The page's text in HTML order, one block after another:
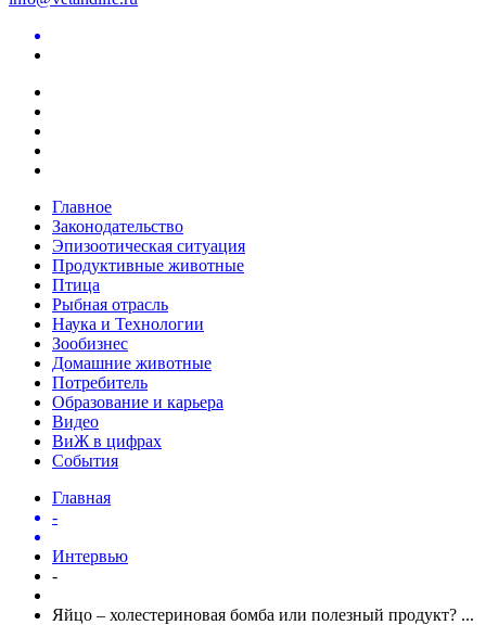
Главное
Законодательство
Эпизоотическая ситуация
Продуктивные животные
Птица
Рыбная отрасль
Наука и Технологии
Зообизнес
Домашние животные
Потребитель
Образование и карьера
Видео
ВиЖ в цифрах
События
Главная
-
Интервью
-
Яйцо – холестериновая бомба или полезный продукт? ...